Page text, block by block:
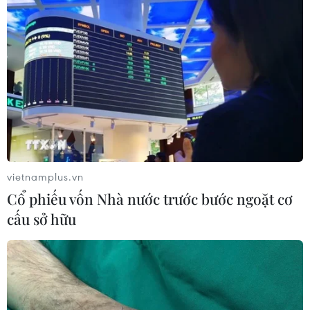
vietnamplus.vn
Cổ phiếu vốn Nhà nước trước bước ngoặt cơ
cấu sở hữu